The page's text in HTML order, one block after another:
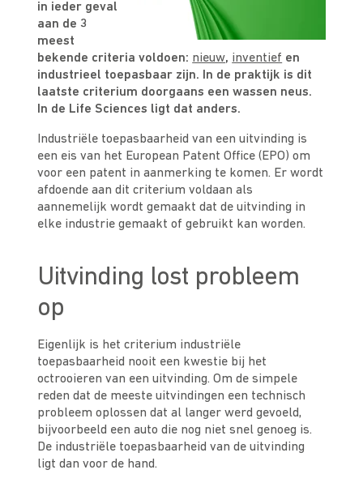
in ieder geval
aan de 3
meest
bekende criteria voldoen: nieuw, inventief en
industrieel toepasbaar zijn. In de praktijk is dit
laatste criterium doorgaans een wassen neus.
In de Life Sciences ligt dat anders.
Industriële toepasbaarheid van een uitvinding is
een eis van het European Patent Office (EPO) om
voor een patent in aanmerking te komen. Er wordt
afdoende aan dit criterium voldaan als
aannemelijk wordt gemaakt dat de uitvinding in
elke industrie gemaakt of gebruikt kan worden.
Uitvinding lost probleem
op
Eigenlijk is het criterium industriële
toepasbaarheid nooit een kwestie bij het
octrooieren van een uitvinding. Om de simpele
reden dat de meeste uitvindingen een technisch
probleem oplossen dat al langer werd gevoeld,
bijvoorbeeld een auto die nog niet snel genoeg is.
De industriële toepasbaarheid van de uitvinding
ligt dan voor de hand.